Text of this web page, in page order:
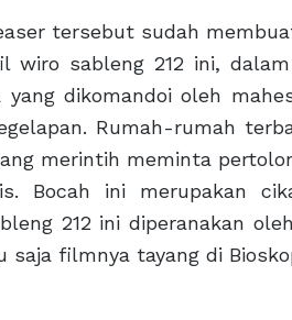
tersebut sudah
wiro sableng 212 ini,
dikomandoi oleh
Rumah-rumah
merintih meminta
Bocah ini merupakan
212 ini diperanakan
saja filmnya tayang di